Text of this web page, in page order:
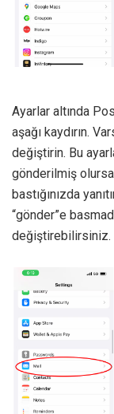
Ayarlar altında
aşağı kaydırın.
değiştirin. Bu
gönderilmiş olursa
bastığınızda
“gönder”e
değiştirebilirsiniz.